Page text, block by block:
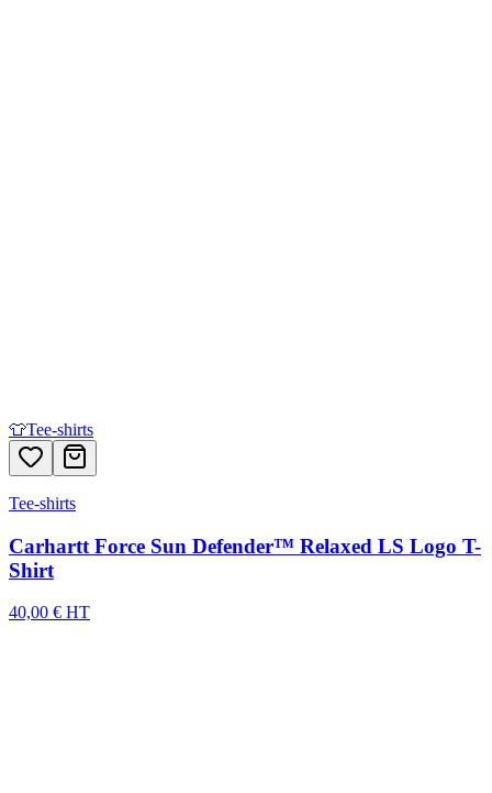
👕Tee-shirts
Tee-shirts
Carhartt Force Sun Defender™ Relaxed LS Logo T-
Shirt
40,00 € HT